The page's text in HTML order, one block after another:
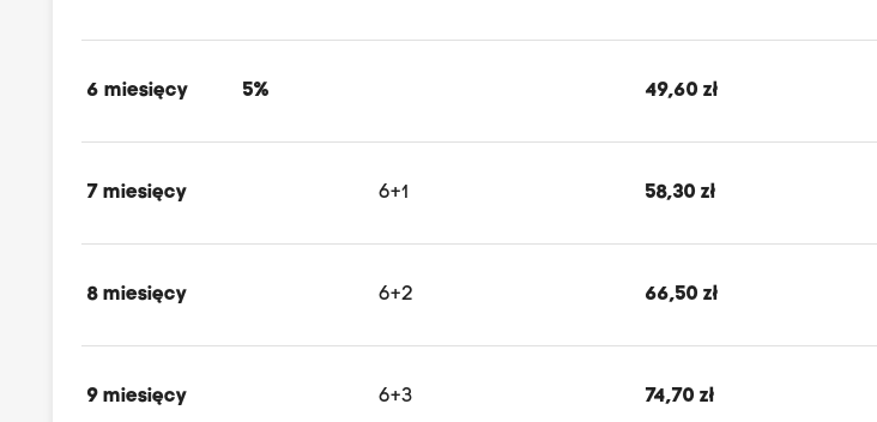
6 miesięcy 5% 49,60 zł
7 miesięcy 6+1 58,30 zł
8 miesięcy 6+2 66,50 zł
9 miesięcy 6+3 74,70 zł